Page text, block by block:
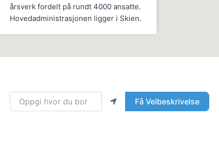
Oppgi hvor du bor Få Veibeskrivelse
årsverk fordelt på rundt 4000 ansatte.
Hovedadministrasjonen ligger i Skien.